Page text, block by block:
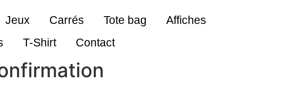
Jeux Carrés Tote bag
Affiches
T-Shirt Contact